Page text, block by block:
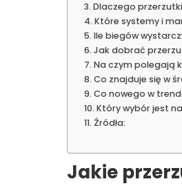
Dlaczego
Które systemy i
Ile biegów
Jak dobrać
Na czym polegają
Co znajduje się w
Co nowego w
Który wybór jest
Źródła:
Jakie